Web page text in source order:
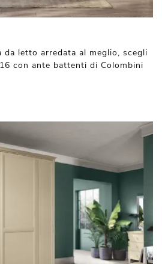
da letto arredata al meglio, scegli
con ante battenti di Colombini